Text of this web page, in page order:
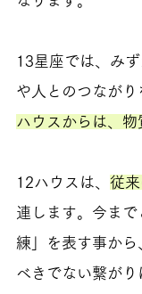
13星座では、み
や人とのつなが
ハウスからは、
12ハウスは、 従
連します。今ま
練」を表す事か
べきでない繋が